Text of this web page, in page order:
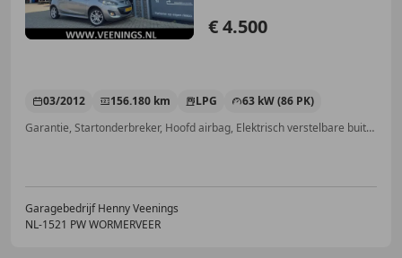
€ 4.500
03/2012 156.180 km LPG
63 kW (86 PK)
Garantie, Startonderbreker, Hoofd airbag, Elektrisch verstelbare buitenspiegels, Alarm, Trekhaak, ABS, Automatische klimaatregeling
Garagebedrijf Henny Veenings
NL-1521 PW WORMERVEER